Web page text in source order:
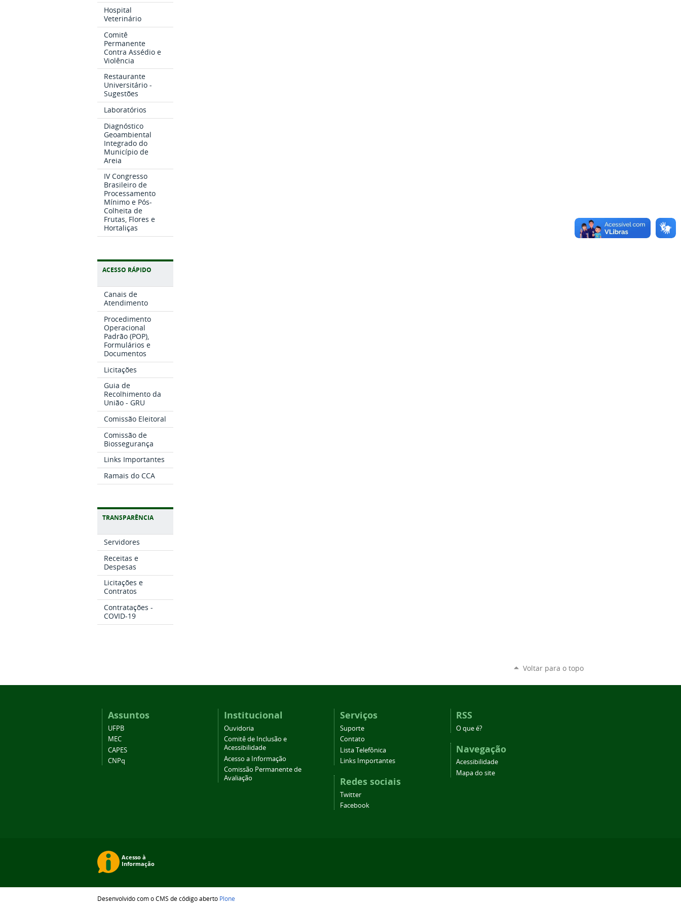
Hospital
Veterinário
Comitê
Permanente
Contra Assédio e
Violência
Restaurante
Universitário -
Sugestões
Laboratórios
Diagnóstico
Geoambiental
Integrado do
Município de
Areia
IV Congresso
Brasileiro de
Processamento
Mínimo e Pós-
Colheita de
Frutas, Flores e
Hortaliças
ACESSO RÁPIDO
Canais de
Atendimento
Procedimento
Operacional
Padrão (POP),
Formulários e
Documentos
Licitações
Guia de
Recolhimento da
União - GRU
Comissão Eleitoral
Comissão de
Biossegurança
Links Importantes
Ramais do CCA
TRANSPARÊNCIA
Servidores
Receitas e
Despesas
Licitações e
Contratos
Contratações -
COVID-19
Voltar para o topo
Assuntos
UFPB
MEC
CAPES
CNPq
Institucional
Ouvidoria
Comitê de Inclusão e
Acessibilidade
Acesso a Informação
Comissão Permanente de
Avaliação
Serviços
Suporte
Contato
Lista Telefônica
Links Importantes
Redes sociais
Twitter
Facebook
RSS
O que é?
Navegação
Acessibilidade
Mapa do site
Desenvolvido com o CMS de código aberto Plone